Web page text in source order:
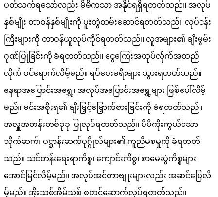
ပတ်သက်ရသော်လည်း မိမိကသာ အနိုင်ရရှိရတတ်သည်။ အလုပ်
နှစ်မျိုး တာဝန်နှစ်မျိုးကို ပူးတွဲထမ်းဆောင်ရတတ်သည်။ လုပ်ငန်း
ကြီးများကို တာဝန်ယူလုပ်ကိုင်ရတတ်သည်။ လူအများ၏ ချီးမွမ်း
ဂုဏ်ပြုခြင်းကို ခံရတတ်သည်။ ငွေကြေးအထုပ်လိုက်အထည်
လိုက် ဝင်ရောက်လိမ့်မည်။ ရပ်ဝေးခရီးများ သွားရတတ်သည်။
နေရာအပြောင်းအရွှေ့၊ အလုပ်အပြောင်းအရွှေ့များ ဖြစ်ပေါ်လိမ့်
မည်။ မင်းအစိုးရ၏ ချီးမြှင့်မြှောက်စားခြင်းကို ခံရတတ်သည်။
အလှူအတန်းတစ်ခုခု ပြုလုပ်ရတတ်သည်။ မိမိကိုးကွယ်သော
သိုက်ဆက်၊ ပဋ္ဌာန်းဆက်ပုဂ္ဂိုလ်များ၏ ကူညီမစမှုကို ခံရတတ်
သည်။ သင်တန်းရေးရာကိစ္စ၊ ကျောင်းကိစ္စ၊ စာမေးပွဲကိစ္စများ
အောင်မြင်လိမ့်မည်။ အလုပ်အင်တာဗျူးများလည်း အဆင်ပြေလိ
မ့်မည်။ အိုးသစ်အိမ်သစ် စတင်ဆောက်လုပ်ရတတ်သည်။